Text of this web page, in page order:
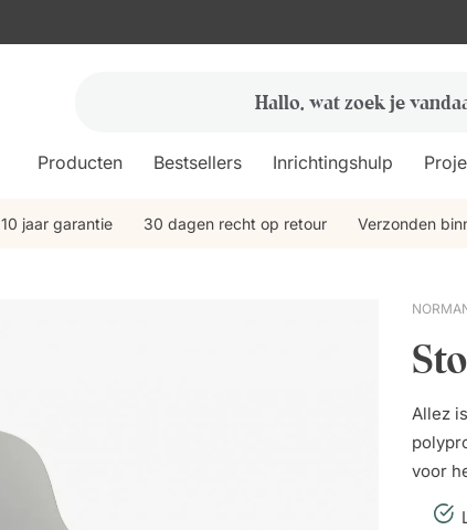
Producten Bestsellers Inrichtingshulp
10 jaar garantie 30 dagen recht op retour Verzonden
Allez
voor